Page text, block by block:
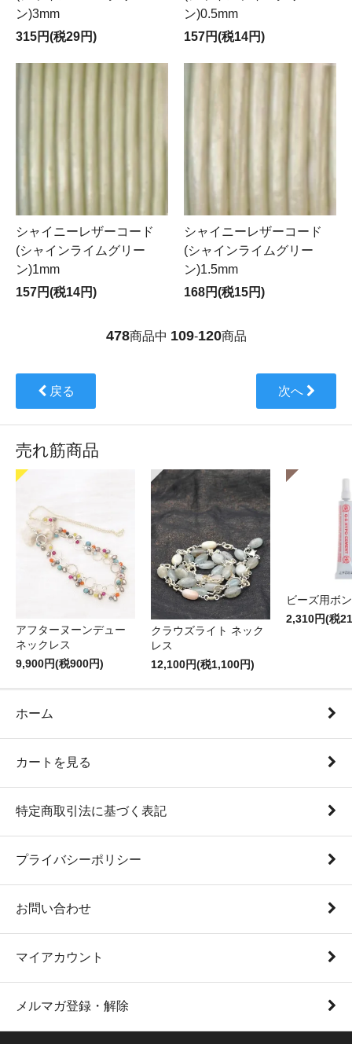
ン)3mm
315円(税29円)
ン)0.5mm
157円(税14円)
シャイニーレザーコード
(シャインライムグリー
ン)1mm
157円(税14円)
シャイニーレザーコード
(シャインライムグリー
ン)1.5mm
168円(税15円)
478商品中 109-120商品
戻る 次へ
売れ筋商品
アフターヌーンデュー
ネックレス
9,900円(税900円)
クラウズライト ネック
レス
12,100円(税1,100円)
ビーズ用ボ
2,310円(税
ホーム
カートを見る
特定商取引法に基づく表記
プライバシーポリシー
お問い合わせ
マイアカウント
メルマガ登録・解除